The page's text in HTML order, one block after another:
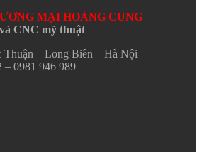
MẠI HOÀNG CUNG
CNC mỹ thuật
– Long Biên – Hà Nội
– 0981 946 989